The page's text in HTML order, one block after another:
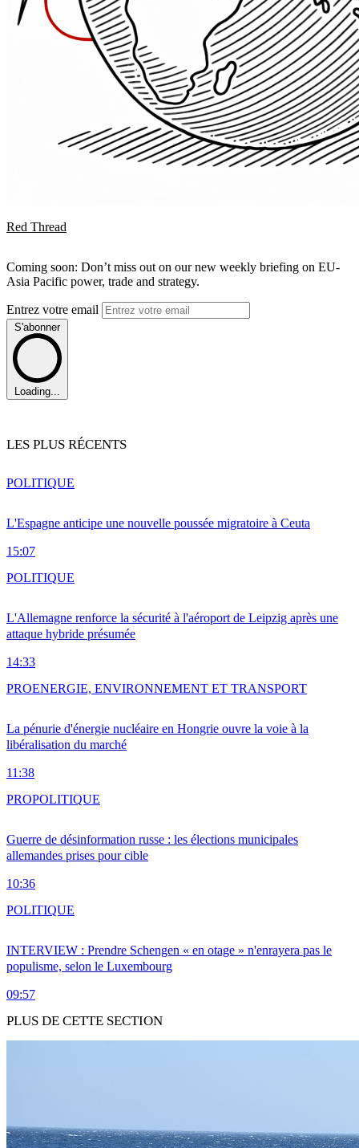
Red Thread
Coming soon: Don’t miss out on our new weekly briefing on EU-
Asia Pacific power, trade and strategy.
Entrez votre email
S'abonner
Loading...
LES PLUS RÉCENTS
L'Espagne anticipe une nouvelle poussée migratoire à Ceuta
15:07
POLITIQUE
L'Allemagne renforce la sécurité à l'aéroport de Leipzig après une
attaque hybride présumée
14:33
POLITIQUE
La pénurie d'énergie nucléaire en Hongrie ouvre la voie à la
libéralisation du marché
11:38
PROENERGIE, ENVIRONNEMENT ET TRANSPORT
Guerre de désinformation russe : les élections municipales
allemandes prises pour cible
10:36
PROPOLITIQUE
INTERVIEW : Prendre Schengen « en otage » n'enrayera pas le
populisme, selon le Luxembourg
09:57
POLITIQUE
PLUS DE CETTE SECTION